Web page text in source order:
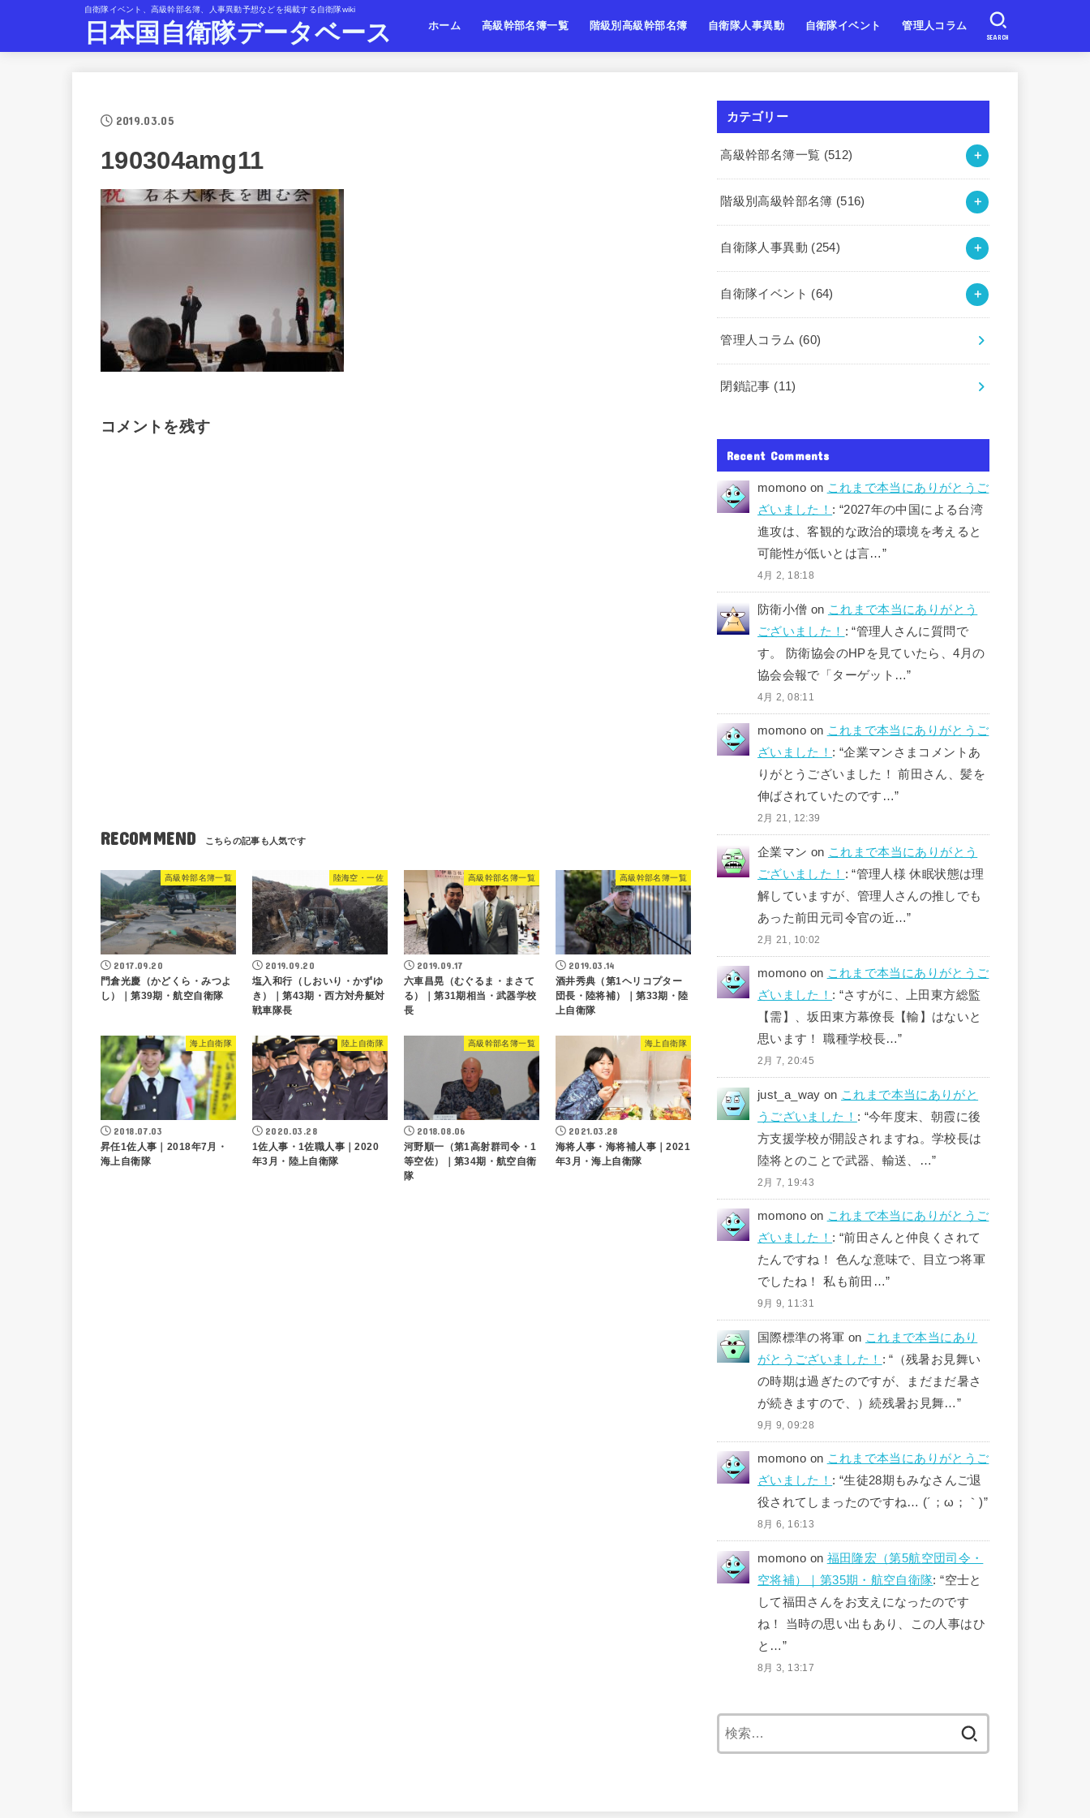
自衛隊イベント、高級幹部名簿、人事異動予想などを掲載する自衛隊wiki
日本国自衛隊データベース ホーム 高級幹部名簿一覧 階級別高級幹部名簿 自衛隊人事異動 自衛隊イベント 管理人コラム
SEARCH
2019.03.05
190304amg11
コメントを残す
RECOMMEND
高級幹部名簿一覧
2017.09.20
門倉光慶（かどくら・みつよ
し）｜第39期・航空自衛隊
陸海空・一佐
2019.09.20
塩入和行（しおいり・かずゆ
き）｜第43期・西方対舟艇対
戦車隊長
高級幹部名簿一覧
2019.09.17
六車昌晃（むぐるま・まさて
る）｜第31期相当・武器学校
長
高級幹部名簿一覧
2019.03.14
酒井秀典（第1ヘリコプター
団長・陸将補）｜第33期・陸
上自衛隊
海上自衛隊
2018.07.03
昇任1佐人事｜2018年7月・
海上自衛隊
陸上自衛隊
2020.03.28
1佐人事・1佐職人事｜2020
年3月・陸上自衛隊
高級幹部名簿一覧
2018.08.06
河野順一（第1高射群司令・1
等空佐）｜第34期・航空自衛
隊
海上自衛隊
2021.03.28
海将人事・海将補人事｜2021
年3月・海上自衛隊
カテゴリー
高級幹部名簿一覧 (512)
階級別高級幹部名簿 (516)
自衛隊人事異動 (254)
自衛隊イベント (64)
管理人コラム (60)
閉鎖記事 (11)
Recent Comments
momono on これまで本当にありがとうご
ざいました！ : “2027年の中国による台湾
進攻は、客観的な政治的環境を考えると
可能性が低いとは言…”
4月 2, 18:18
防衛小僧 on これまで本当にありがとう
ございました！ : “管理人さんに質問で
す。 防衛協会のHPを見ていたら、4月の
協会会報で「ターゲット…”
4月 2, 08:11
momono on これまで本当にありがとうご
ざいました！ : “企業マンさまコメントあ
りがとうございました！ 前田さん、髪を
伸ばされていたのです…”
2月 21, 12:39
企業マン on これまで本当にありがとう
ございました！ : “管理人様 休眠状態は理
解していますが、管理人さんの推しでも
あった前田元司令官の近…”
2月 21, 10:02
momono on これまで本当にありがとうご
ざいました！ : “さすがに、上田東方総監
【需】、坂田東方幕僚長【輸】はないと
思います！ 職種学校長…”
2月 7, 20:45
just_a_way on これまで本当にありがと
うございました！ : “今年度末、朝霞に後
方支援学校が開設されますね。学校長は
陸将とのことで武器、輸送、…”
2月 7, 19:43
momono on これまで本当にありがとうご
ざいました！ : “前田さんと仲良くされて
たんですね！ 色んな意味で、目立つ将軍
でしたね！ 私も前田…”
9月 9, 11:31
国際標準の将軍 on これまで本当にあり
がとうございました！ : “ （残暑お見舞い
の時期は過ぎたのですが、まだまだ暑さ
が続きますので、）続残暑お見舞…”
9月 9, 09:28
momono on これまで本当にありがとうご
ざいました！ : “生徒28期もみなさんご退
役されてしまったのですね… (´；ω；｀)”
8月 6, 16:13
momono on 福田隆宏（第5航空団司令・
空将補）｜第35期・航空自衛隊: “空士と
して福田さんをお支えになったのです
ね！ 当時の思い出もあり、この人事はひ
と…”
8月 3, 13:17